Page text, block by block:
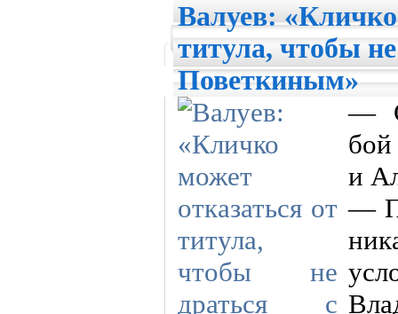
Валуев:
титула, чтобы
Поветкиным»
—
и
—